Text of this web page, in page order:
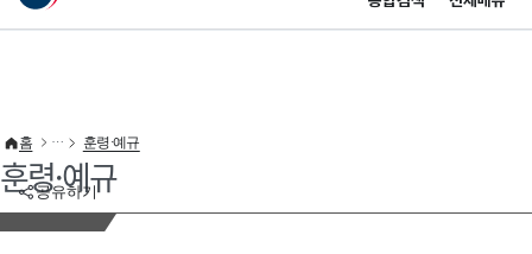
이 누리집은 대한민국 공식 전자정부 누리집입니다.
공유하기
홈 훈령·예규
훈령·예규